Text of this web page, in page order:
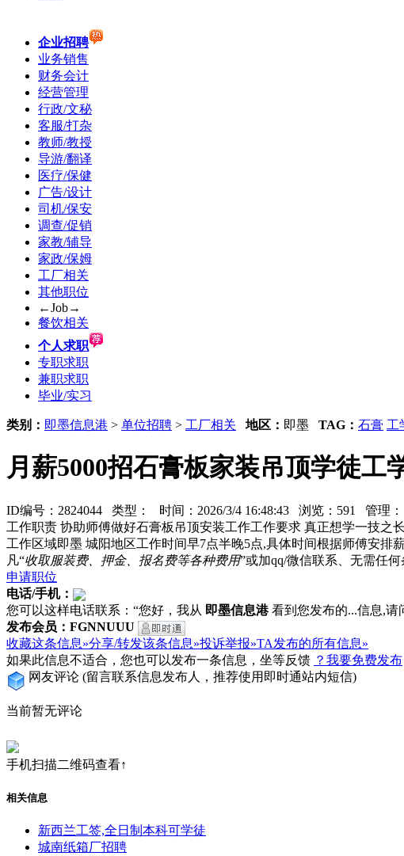
企业招聘
业务销售
财务会计
经营管理
行政/文秘
客服/打杂
教师/教授
导游/翻译
医疗/保健
广告/设计
司机/保安
调查/促销
家教/辅导
家政/保姆
工厂相关
其他职位
←Job→
餐饮相关
个人求职
专职求职
兼职求职
毕业/实习
类别： 即墨信息港 > 单位招聘 > 工厂相关 地区： 即墨 TAG： 石膏 工
月薪5000招石膏板家装吊顶学徒工
ID编号：2824044 类型： 时间：2026/3/4 16:48:43 浏览：591 管理：
工作职责 协助师傅做好石膏板吊顶安装工作工作要求 真正想学一技之
工作区域即墨 城阳地区工作时间早7点半晚5点,具体时间根据师傅安排
凡“收取服装费、押金、报名费等各种费用”或加qq/微信联系、无需任
申请职位
电话/手机：
您可以这样电话联系：“您好，我从 即墨信息港看到您发布的...信息,请
发布会员：FGNNUUU
收藏这条信息»分享/转发该条信息»投诉举报»TA发布的所有信息»
如果此信息不适合，您也可以发布一条信息，坐等反馈 ？我要免费发布
网友评论 (留言联系信息发布人，推荐使用即时通站内短信)
当前暂无评论
手机扫描二维码查看↑
相关信息
新西兰工签,全日制本科可学徒
城南纸箱厂招聘